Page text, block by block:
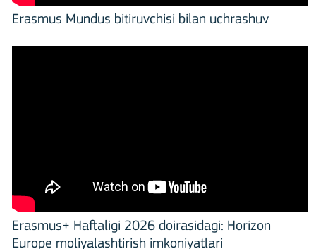
Erasmus Mundus bitiruvchisi bilan uchrashuv
Erasmus+ Haftaligi 2026 doirasidagi: Horizon
Europe moliyalashtirish imkoniyatlari